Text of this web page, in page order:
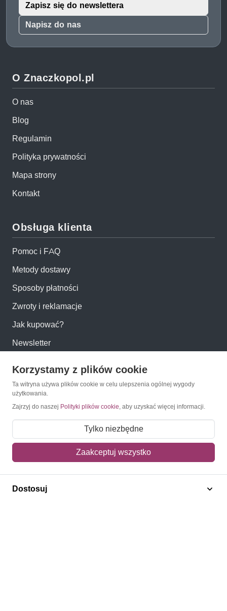
Napisz do nas
Zapisz się do newslettera
O Znaczkopol.pl
O nas
Blog
Regulamin
Polityka prywatności
Mapa strony
Kontakt
Obsługa klienta
Pomoc i FAQ
Metody dostawy
Sposoby płatności
Zwroty i reklamacje
Jak kupować?
Newsletter
Konto
Moje zamówienia
Mój koszyk
Polecamy
Korzystamy z plików cookie
Ta witryna używa plików cookie w celu ulepszenia ogólnej wygody
użytkowania.
Zajrzyj do naszej Polityki plików cookie, aby uzyskać więcej informacji.
Tylko niezbędne
Zaakceptuj wszystko
Dostosuj